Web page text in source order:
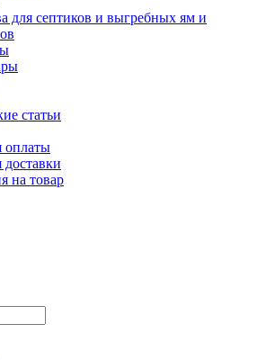
для септиков и выгребных ям и
статьи
оплаты
доставки
на товар